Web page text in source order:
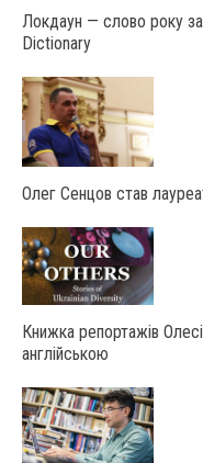
Локдаун — слово року
Dictionary
Олег Сенцов став
Книжка репортажів
англійською